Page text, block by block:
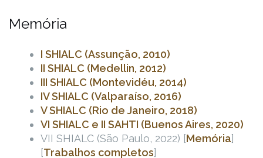
Memória
I SHIALC (Assunção, 2010)
II SHIALC (Medellin, 2012)
III SHIALC (Montevidéu, 2014)
IV SHIALC (Valparaíso, 2016)
V SHIALC (Rio de Janeiro, 2018)
VI SHIALC e II SAHTI (Buenos Aires, 2020)
VII SHIALC (São Paulo, 2022) [Memória]
[Trabalhos completos]